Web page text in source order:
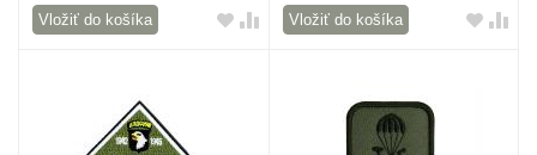
Vložiť do košíka Vložiť do košíka